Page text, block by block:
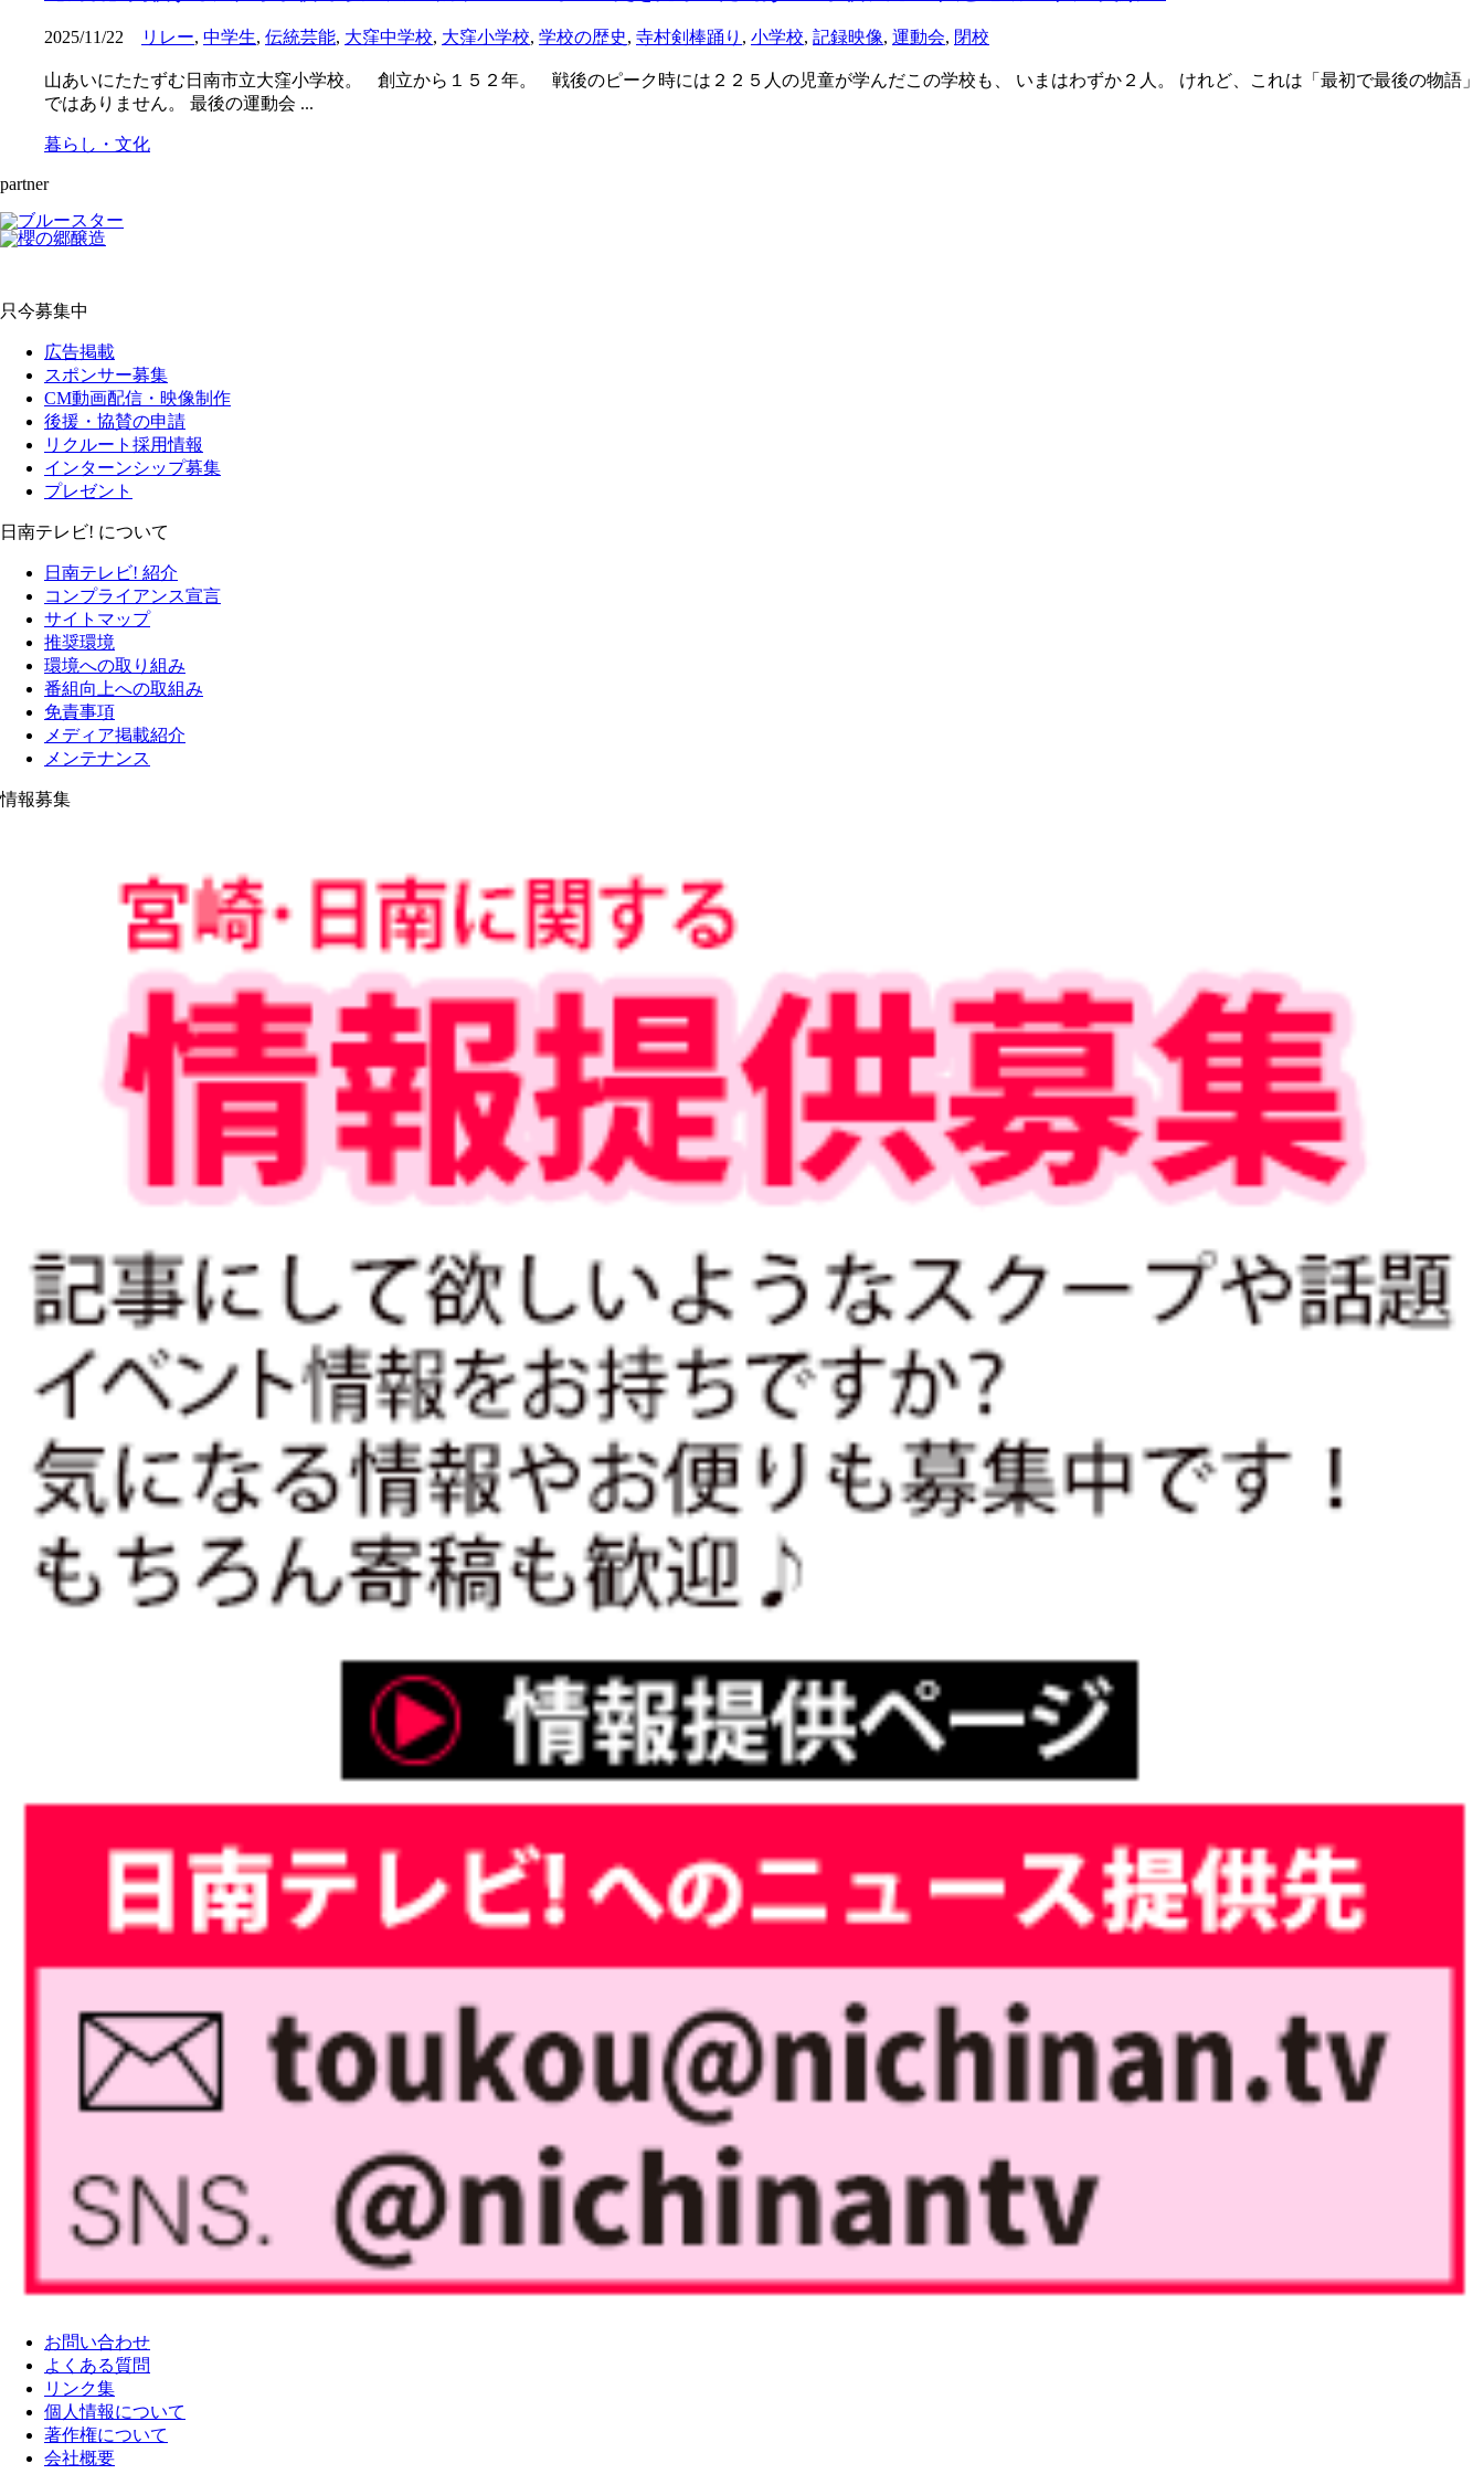
2025/11/22 リレー, 中学生, 伝統芸能, 大窪中学校, 大窪小学校, 学校の歴史, 寺村剣棒踊り , 小学校, 記録映像, 運動会, 閉校
山あいにたたずむ日南市立大窪小学校。 創立から１５２年。 戦後のピーク時には２２５人の児童が学んだこの学校も、 いまはわずか２人。 けれど、これは「最初で最後の物語」
ではありません。 最後の運動会 ...
暮らし・文化
partner
只今募集中
広告掲載
スポンサー募集
CM動画配信・映像制作
後援・協賛の申請
リクルート採用情報
インターンシップ募集
プレゼント
日南テレビ! について
日南テレビ! 紹介
コンプライアンス宣言
サイトマップ
推奨環境
環境への取り組み
番組向上への取組み
免責事項
メディア掲載紹介
メンテナンス
情報募集
お問い合わせ
よくある質問
リンク集
個人情報について
著作権について
会社概要